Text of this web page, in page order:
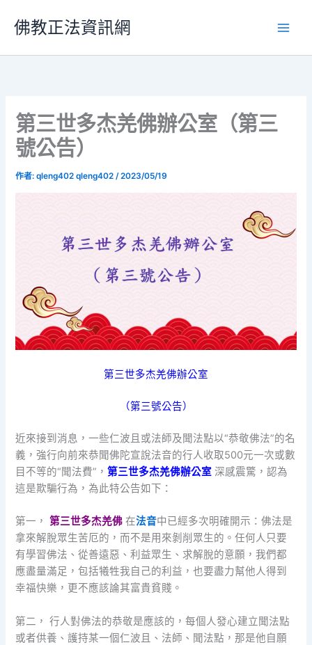
要
佛教正法資訊網
第三世多杰羌佛辦公室（第三
號公告）
作者:qleng402 qleng402/2023/05/19
第三世多杰羌佛辦公室
（第三號公告）
近來接到消息，一些仁波且或法師及聞法點以“恭敬佛法”的名
義，強行向前來恭聞佛陀宣說法音的行人收取500元一次或數
目不等的“聞法費”，第三世多杰羌佛辦公室 深感震驚，認為
這是欺騙行為，為此特公告如下：
第一，第三世多杰羌佛 在法音中已經多次明確開示：佛法是
拿來解脫眾生苦厄的，而不是用來剝削眾生的。任何人只要
有學習佛法、從善遠惡、利益眾生、求解脫的意願，我們都
應盡量滿足，包括犧牲我自己的利益，也要盡力幫他人得到
幸福快樂，更不應該論其富貴貧賤。
第二， 行人對佛法的恭敬是應該的，每個人發心建立聞法點
或者供養、護持某一個仁波且、法師、聞法點，那是他自願